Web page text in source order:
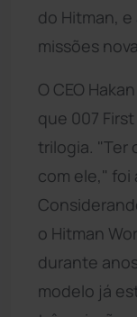
do Hitman,
missões
O CEO
que 007
trilogia. "Ter
com ele," foi
o Hitman
durante
modelo já